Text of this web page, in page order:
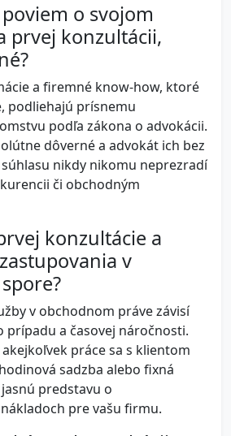
poviem o svojom
prvej konzultácii,
a firemné know-how, ktoré
podliehajú prísnemu
podľa zákona o advokácii.
dôverné a advokát ich bez
nikdy nikomu neprezradí
či obchodným
konzultácie a
v
v obchodnom práve závisí
prípadu a časovej náročnosti.
práce sa s klientom
sadzba alebo fixná
predstavu o
pre vašu firmu.